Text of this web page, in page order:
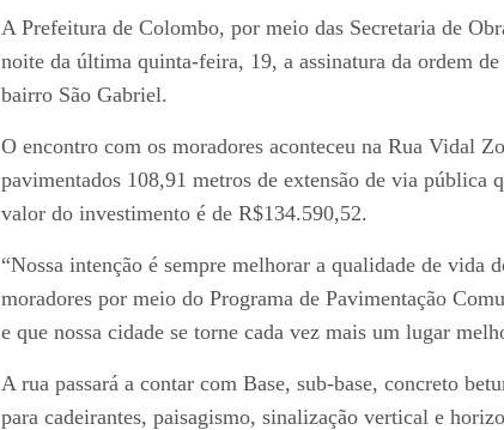
A Prefeitura de Colombo, por meio das Secretaria de
noite da última quinta-feira, 19, a assinatura da ordem
bairro São Gabriel.
O encontro com os moradores aconteceu na Rua Vidal
pavimentados 108,91 metros de extensão de via pública
valor do investimento é de R$134.590,52.
“Nossa intenção é sempre melhorar a qualidade de vida
moradores por meio do Programa de Pavimentação
e que nossa cidade se torne cada vez mais um lugar
A rua passará a contar com Base, sub-base, concreto
para cadeirantes, paisagismo, sinalização vertical e